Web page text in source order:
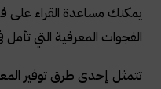
يمكنك مساعدة القراء
الفجوات المعرفية التي
تتمثل إحدى طرق توفير